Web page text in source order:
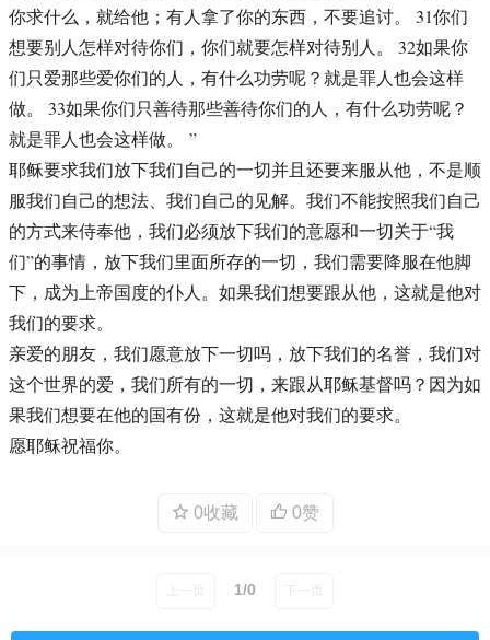
你求什么，就给他；有人拿了你的东西，不要追讨。 31你们
想要别人怎样对待你们，你们就要怎样对待别人。 32如果你
们只爱那些爱你们的人，有什么功劳呢？就是罪人也会这样
做。 33如果你们只善待那些善待你们的人，有什么功劳呢？
就是罪人也会这样做。 ”
耶稣要求我们放下我们自己的一切并且还要来服从他，不是顺
服我们自己的想法、我们自己的见解。我们不能按照我们自己
的方式来侍奉他，我们必须放下我们的意愿和一切关于“我
们”的事情，放下我们里面所存的一切，我们需要降服在他脚
下，成为上帝国度的仆人。如果我们想要跟从他，这就是他对
我们的要求。
亲爱的朋友，我们愿意放下一切吗，放下我们的名誉，我们对
这个世界的爱，我们所有的一切，来跟从耶稣基督吗？因为如
果我们想要在他的国有份，这就是他对我们的要求。
愿耶稣祝福你。
0收藏 0赞
1/0